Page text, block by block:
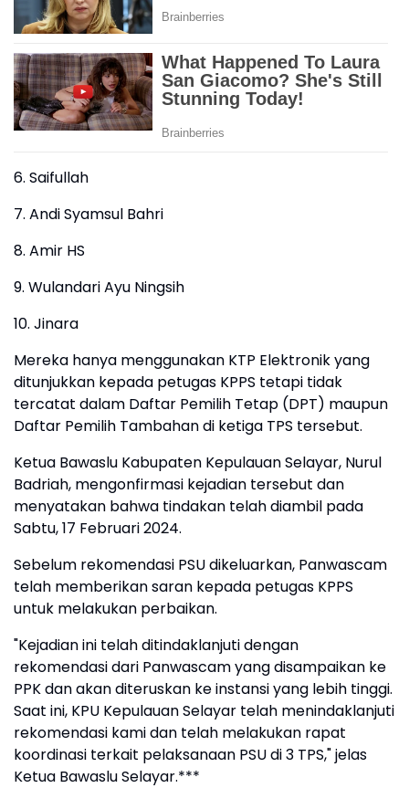
6. Saifullah
7. Andi Syamsul Bahri
8. Amir HS
9. Wulandari Ayu Ningsih
10. Jinara
Mereka hanya menggunakan KTP Elektronik yang
ditunjukkan kepada petugas KPPS tetapi tidak
tercatat dalam Daftar Pemilih Tetap (DPT) maupun
Daftar Pemilih Tambahan di ketiga TPS tersebut.
Ketua Bawaslu Kabupaten Kepulauan Selayar, Nurul
Badriah, mengonfirmasi kejadian tersebut dan
menyatakan bahwa tindakan telah diambil pada
Sabtu, 17 Februari 2024.
Sebelum rekomendasi PSU dikeluarkan, Panwascam
telah memberikan saran kepada petugas KPPS
untuk melakukan perbaikan.
"Kejadian ini telah ditindaklanjuti dengan
rekomendasi dari Panwascam yang disampaikan ke
PPK dan akan diteruskan ke instansi yang lebih tinggi.
Saat ini, KPU Kepulauan Selayar telah menindaklanjuti
rekomendasi kami dan telah melakukan rapat
koordinasi terkait pelaksanaan PSU di 3 TPS," jelas
Ketua Bawaslu Selayar.***